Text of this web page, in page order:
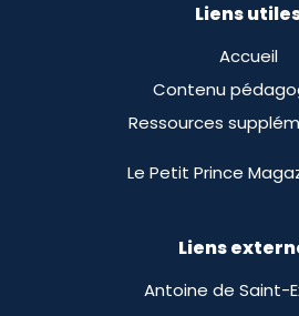
Liens
Accueil
Contenu
Ressources
Le Petit Prince
Liens
Antoine de Saint-